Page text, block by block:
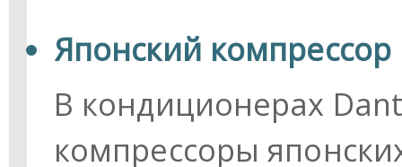
Японский компрессор
В кондиционерах
компрессоры